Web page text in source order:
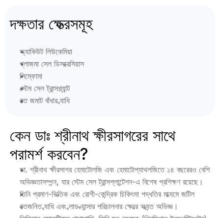
দক্ষতার ক্ষেত্রসমূহ
অ্যাকিউট লিউকেমিয়া
প্লাজমা সেল ডিসক্রেসিয়াস
লিম্ফোমা
স্টেম সেল ট্রান্সপ্ল্যান্ট
রক্ত জমাট বাঁধার ব্যাধি
কেন ডাঃ শ্রীনাথ ক্ষীরসাগরের সাথে
পরামর্শ করবেন?
ডা. শ্রীনাথ ক্ষীরসাগর হেমাটোলজি এবং হেমাটোপ্যাথলজিতে ১৪ বছরেরও বেশি
অভিজ্ঞতাসম্পন্ন, যার স্টেম সেল ট্রান্সপ্লান্টেশন-এ বিশেষ প্রশিক্ষণ রয়েছে।
তিনি প্রমাণ-ভিত্তিক এবং রোগী-কেন্দ্রিক চিকিৎসা পদ্ধতির মাধ্যমে জটিল
রক্তজনিত ব্যাধি এবং ব্লাড ক্যান্সার পরিচালনার ক্ষেত্রে অত্যন্ত অভিজ্ঞ।